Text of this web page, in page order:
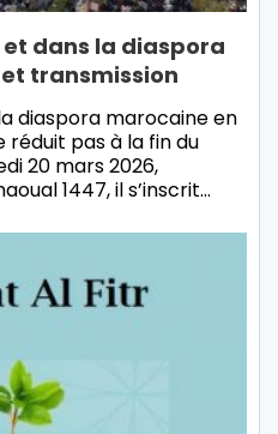
dans la diaspora
transmission
diaspora marocaine en
réduit pas à la fin du
20 mars 2026,
1447, il s’inscrit…